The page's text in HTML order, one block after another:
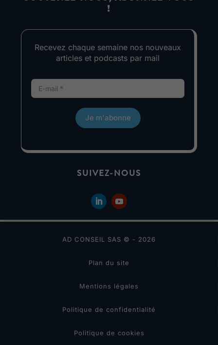
!
Recevez chaque semaine nos nouveaux
articles et podcasts par mail
Je m'abonne
SUIVEZ-NOUS
AD CONSEIL SAS © - 2026
Plan du site
Mentions légales
Politique de confidentialité
Politique de cookies